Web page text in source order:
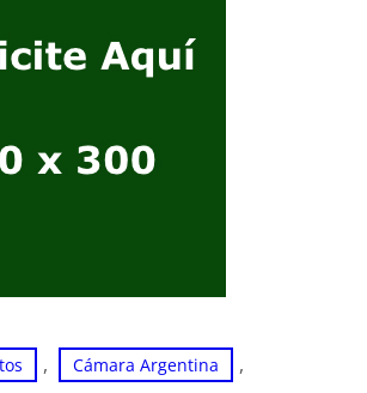
, Cámara Argentina ,